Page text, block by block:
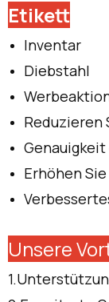
Etikett
Inventar
Diebstahl
Reduzieren
Erhöhen
Unsere